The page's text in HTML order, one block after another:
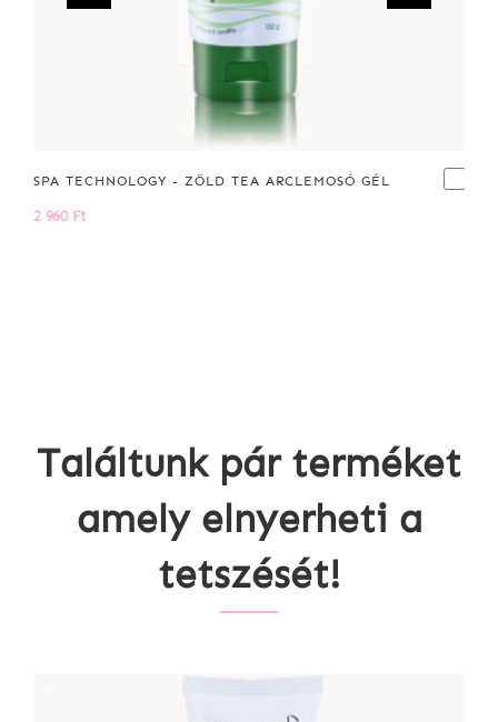
SPA TECHNOLOGY - ZÖLD TEA ARCLEMOSÓ GÉL
2 960 Ft
Találtunk pár terméket
amely elnyerheti a
tetszését!